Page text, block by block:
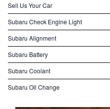
Sell Us Your Car
Subaru Check Engine Light
Subaru Alignment
Subaru Battery
Subaru Coolant
Subaru Oil Change